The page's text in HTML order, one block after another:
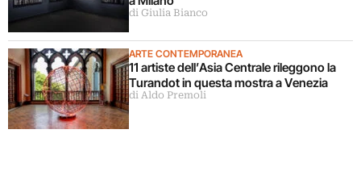
di Giulia Bianco
ARTE CONTEMPORANEA
11 artiste dell’Asia Centrale rileggono la
Turandot in questa mostra a Venezia
di Aldo Premoli